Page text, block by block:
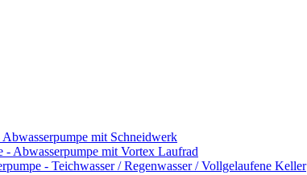
Abwasserpumpe mit Schneidwerk
- Abwasserpumpe mit Vortex Laufrad
- Teichwasser / Regenwasser / Vollgelaufene Keller